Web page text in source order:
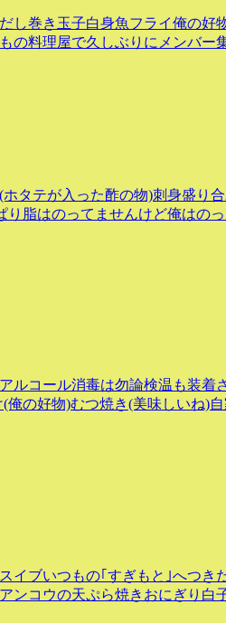
し巻き玉子白身魚フライ俺の好
の料理屋で久しぶりにメンバー
タテが入った酢の物)刺身盛り
脂はのってませんけど俺はの
ルコール消毒は勿論検温も装着
の好物)むつ焼き(美味しいね)
イブいつもの｢すぎもと｣へつき
ンコウの天ぷら焼きおにぎり白